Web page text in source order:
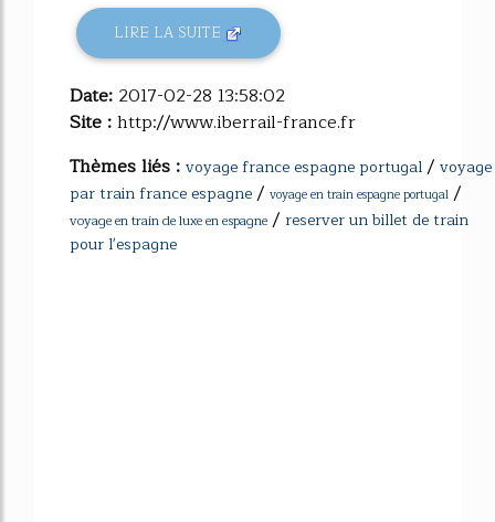
LIRE LA SUITE
Date: 2017-02-28 13:58:02
Site :http://www.iberrail-france.fr
Thèmes liés : voyage france espagne portugal/ voyage
par train france espagne/ voyage en train espagne portugal /
voyage en train de luxe en espagne / reserver un billet de train
pour l'espagne